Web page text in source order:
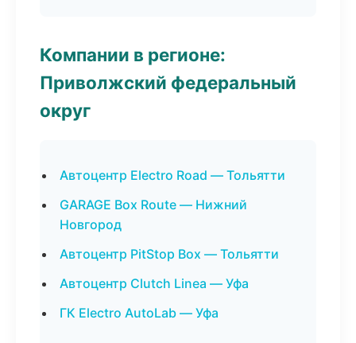
Компании в регионе:
Приволжский федеральный
округ
Автоцентр Electro Road — Тольятти
GARAGE Box Route — Нижний
Новгород
Автоцентр PitStop Box — Тольятти
Автоцентр Clutch Linea — Уфа
ГК Electro AutoLab — Уфа